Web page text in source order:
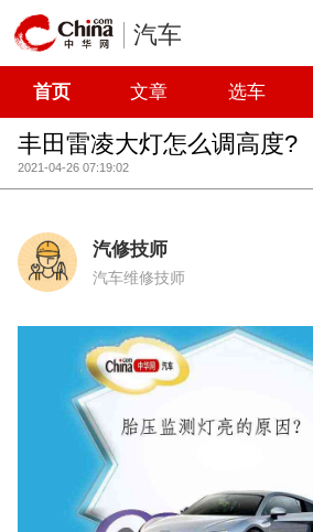
汽车
首页 文章 选车
丰田雷凌大灯怎么调高度?
2021-04-26 07:19:02
汽修技师
汽车维修技师